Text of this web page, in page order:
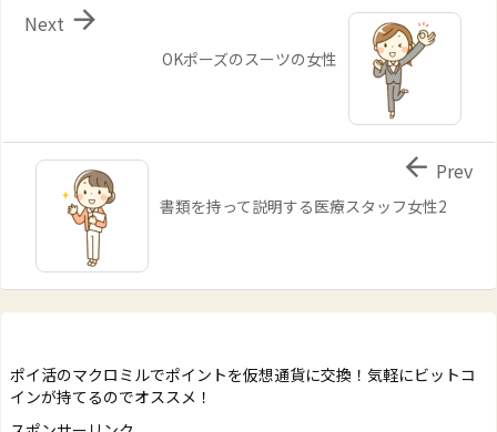
OKポーズのスーツの女性

Next
書類を持って説明する医療スタッフ女性2
 Prev
ポイ活のマクロミルでポイントを仮想通貨に交換！気軽にビットコ
インが持てるのでオススメ！